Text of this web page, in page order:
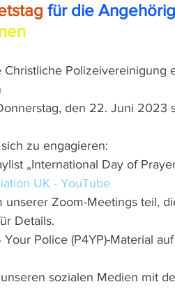
für die
Polizeivereinigung
den 22. Juni 2023
zu engagieren:
„International Day of
UK - YouTube
unserer Zoom-Meetings teil,
Details.
Police (P4YP)-Material
sozialen Medien mit